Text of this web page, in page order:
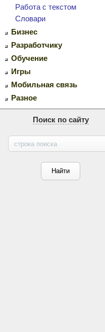
Работа с текстом
Словари
Бизнес
Разработчику
Обучение
Игры
Мобильная связь
Разное
Поиск по сайту